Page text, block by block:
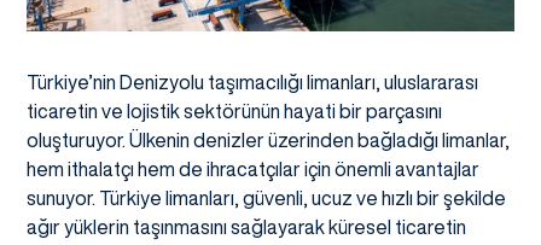
Türkiye’nin Denizyolu taşımacılığı limanları, uluslararası
ticaretin ve lojistik sektörünün hayati bir parçasını
oluşturuyor. Ülkenin denizler üzerinden bağladığı limanlar,
hem ithalatçı hem de ihracatçılar için önemli avantajlar
sunuyor. Türkiye limanları, güvenli, ucuz ve hızlı bir şekilde
ağır yüklerin taşınmasını sağlayarak küresel ticaretin